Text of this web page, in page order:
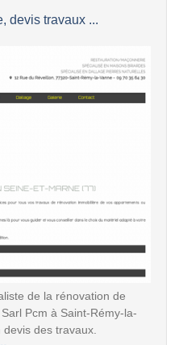
devis travaux ...
de la rénovation de
Pcm à Saint-Rémy-la-
des travaux.